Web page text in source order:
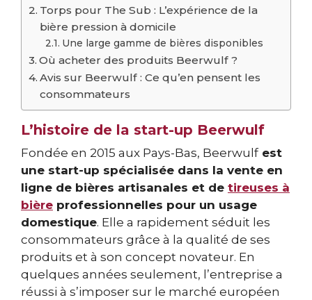
Torps pour The Sub : L’expérience de la
bière pression à domicile
Une large gamme de bières disponibles
Où acheter des produits Beerwulf ?
Avis sur Beerwulf : Ce qu’en pensent les
consommateurs
L’histoire de la start-up Beerwulf
Fondée en 2015 aux Pays-Bas, Beerwulfest
une start-up spécialisée dans la vente en
ligne de bières artisanales et de tireuses à
bière professionnelles pour un usage
domestique. Elle a rapidement séduit les
consommateurs grâce à la qualité de ses
produits et à son concept novateur. En
quelques années seulement, l’entreprise a
réussi à s’imposer sur le marché européen